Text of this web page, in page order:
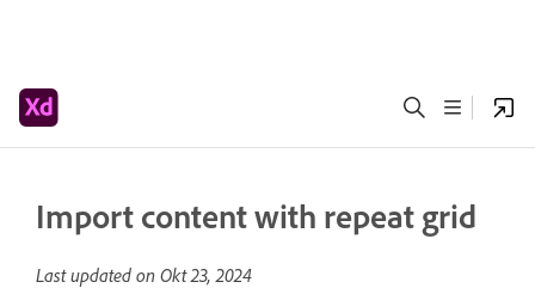
Import content with repeat grid
Last updated on Okt 23, 2024